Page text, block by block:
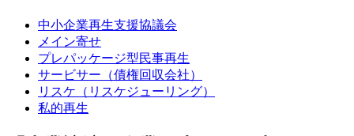
中小企業再生支援協議会
メイン寄せ
プレパッケージ型民事再生
サービサー（債権回収会社）
リスケ（リスケジューリング）
私的再生